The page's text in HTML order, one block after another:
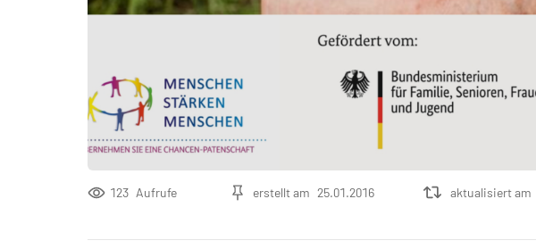
123 Aufrufe erstellt am 25.01.2016 aktualisiert am